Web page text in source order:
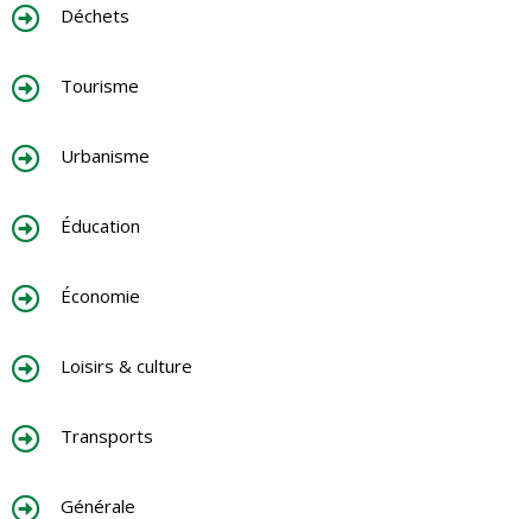
Déchets
Tourisme
Urbanisme
Éducation
Économie
Loisirs & culture
Transports
Générale